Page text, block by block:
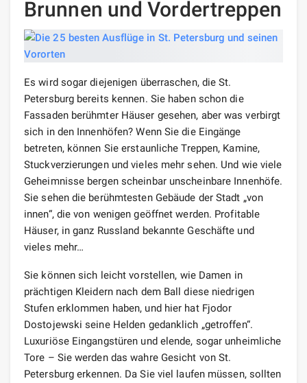
Brunnen und Vordertreppen
Es wird sogar diejenigen überraschen, die St.
Petersburg bereits kennen. Sie haben schon die
Fassaden berühmter Häuser gesehen, aber was verbirgt
sich in den Innenhöfen? Wenn Sie die Eingänge
betreten, können Sie erstaunliche Treppen, Kamine,
Stuckverzierungen und vieles mehr sehen. Und wie viele
Geheimnisse bergen scheinbar unscheinbare Innenhöfe.
Sie sehen die berühmtesten Gebäude der Stadt „von
innen“, die von wenigen geöffnet werden. Profitable
Häuser, in ganz Russland bekannte Geschäfte und
vieles mehr…
Sie können sich leicht vorstellen, wie Damen in
prächtigen Kleidern nach dem Ball diese niedrigen
Stufen erklommen haben, und hier hat Fjodor
Dostojewski seine Helden gedanklich „getroffen“.
Luxuriöse Eingangstüren und elende, sogar unheimliche
Tore – Sie werden das wahre Gesicht von St.
Petersburg erkennen. Da Sie viel laufen müssen, sollten